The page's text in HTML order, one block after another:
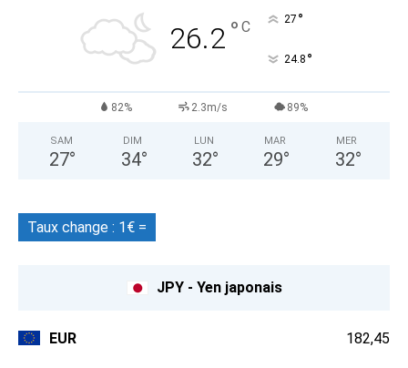
26.2 ° C 27 °
24.8 °
82% 2.3m/s 89%
SAM
27°
DIM
34°
LUN
32°
MAR
29°
MER
32°
Taux change : 1€ =
JPY - Yen japonais
EUR 182,45